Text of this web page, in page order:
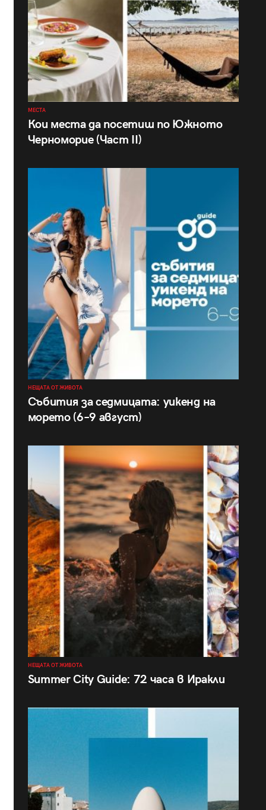
МЕСТА
Кои места да посетиш по Южното
Черноморие (Част II)
НЕЩАТА ОТ ЖИВОТА
Събития за седмицата: уикенд на
морето (6–9 август)
НЕЩАТА ОТ ЖИВОТА
Summer City Guide: 72 часа в Иракли